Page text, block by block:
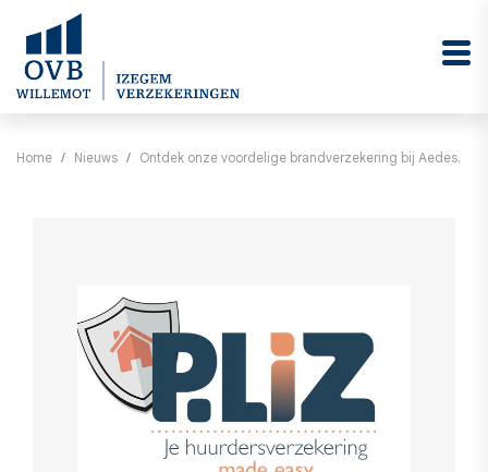
Home Nieuws Ontdek onze voordelige brandverzekering bij Aedes.